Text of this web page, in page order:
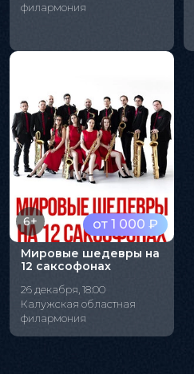
филармония
от 1 000 ₽
6+
Мировые шедевры на
12 саксофонах
26 декабря, 18:00
Калужская областная
филармония